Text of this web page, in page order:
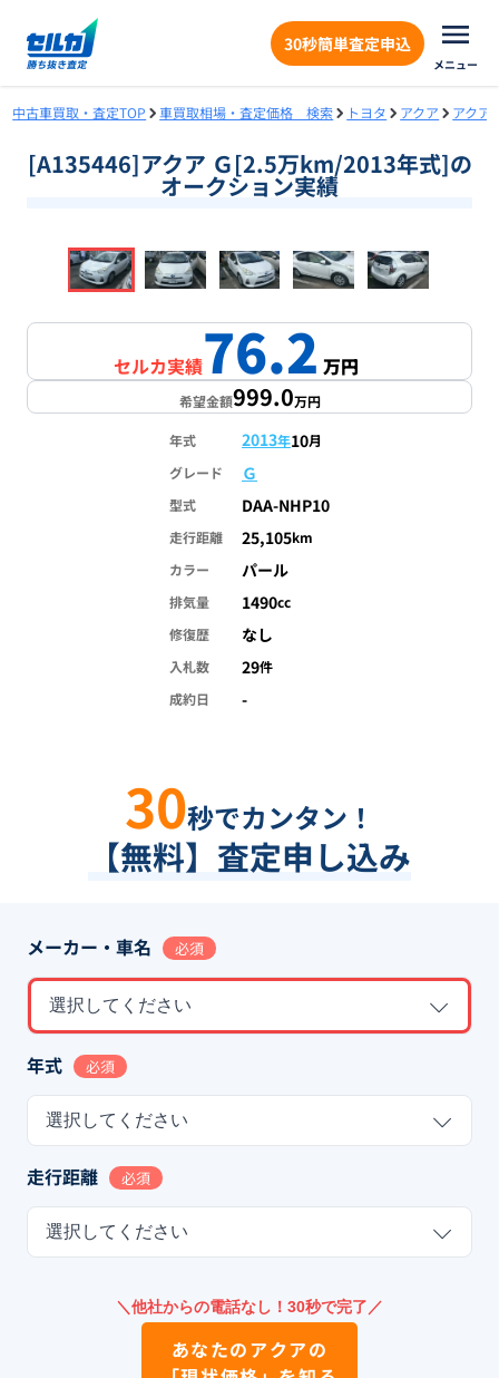
30秒簡単査定申込
メニュー
中古車買取・査定TOP 車買取相場・査定価格 検索 トヨタ アクア アクア
[A135446]アクア Ｇ[2.5万km/2013年式]の
オークション実績
1/18
セルカ実績76.2万円
希望金額999.0万円
年式 2013年10月
グレード
Ｇ
型式 DAA-NHP10
走行距離 25,105km
カラー
パール
排気量 1490cc
修復歴
なし
入札数 29件
成約日
-
30秒でカンタン！
【無料】査定申し込み
メーカー・車名 必須
選択してください
年式 必須
選択してください
走行距離 必須
選択してください
＼他社からの電話なし！30秒で完了／
あなたのアクアの